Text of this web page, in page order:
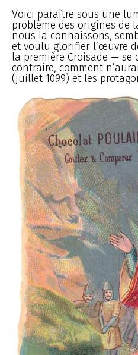
Voici paraître sous une
problème des origines de
nous la connaissons,
et voulu glorifier l’œuvre
la première Croisade — se
contraire, comment
(juillet 1099) et les